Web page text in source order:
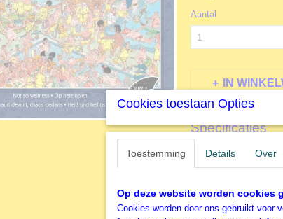
Aantal
IN
Specificaties
Productcode
EAN code
Omschrijving
Cookies toestaan Opties
Toestemming Details Over
Op deze website worden cookies
Cookies worden door ons gebruikt voor